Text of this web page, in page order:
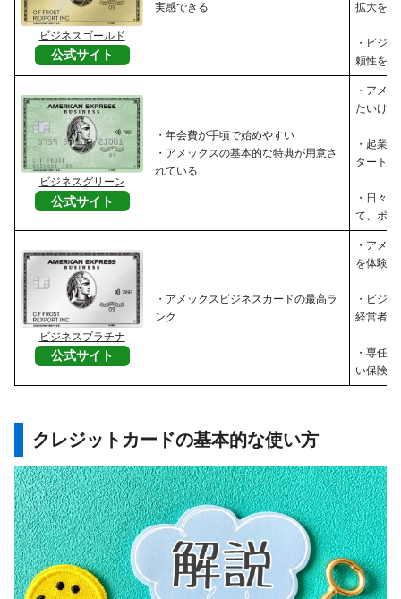
ビジネスゴールド
公式サイト
実感できる
拡大を目
・ビジ
頼性を高
ビジネスグリーン
公式サイト
・年会費が手頃で始めやすい
・アメックスの基本的な特典が用意さ
れている
・アメ
たいけれ
・起業
タートア
・日々
て、ポイ
ビジネスプラチナ
公式サイト
・アメックスビジネスカードの最高ラ
ンク
・アメ
を体験
・ビジ
経営者
・専任
い保険
クレジットカードの基本的な使い方